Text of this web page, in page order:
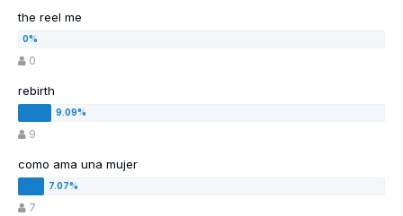
the reel me
0
rebirth
9
como ama una mujer
7